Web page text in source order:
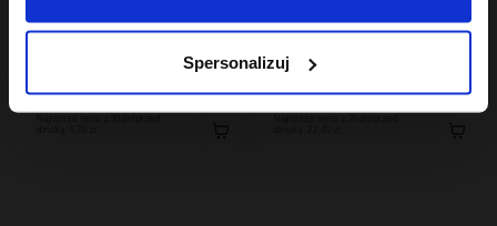
Spersonalizuj
Odżywka ochładzająca
10,49 zł
Maska do laminacji
włosów 200ml
22,49 zł